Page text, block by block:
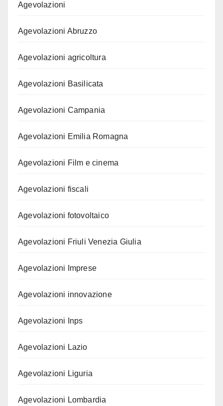
Agevolazioni
Agevolazioni Abruzzo
Agevolazioni agricoltura
Agevolazioni Basilicata
Agevolazioni Campania
Agevolazioni Emilia Romagna
Agevolazioni Film e cinema
Agevolazioni fiscali
Agevolazioni fotovoltaico
Agevolazioni Friuli Venezia Giulia
Agevolazioni Imprese
Agevolazioni innovazione
Agevolazioni Inps
Agevolazioni Lazio
Agevolazioni Liguria
Agevolazioni Lombardia